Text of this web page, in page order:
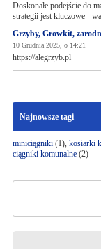
Doskonałe podejście do
strategii jest kluczowe -
Grzyby, Growkit,
10 Grudnia 2025, o 14:21
https://alegrzyb.pl
Najnowsze tagi
miniciągniki(1), kosiarki
ciągniki komunalne(2)